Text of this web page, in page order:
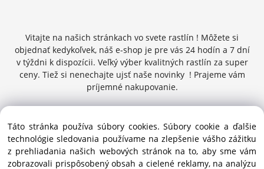
Vitajte na našich stránkach vo svete rastlín ! Môžete si
objednať kedykoľvek, náš e-shop je pre vás 24 hodín a 7 dní
v týždni k dispozícii. Veľký výber kvalitných rastlín za super
ceny. Tiež si nenechajte ujsť naše novinky ! Prajeme vám
príjemné nakupovanie.
Copyright © 2016 zelenykurier.sk , Všetky práva vyhradené |
info@zelenykurier.sk | Priechodná 27 ,949 01 Nitra ,
Slovenská republika
tel.kontakt : 0915874147
Táto stránka používa súbory cookies. Súbory cookie a ďalšie
technológie sledovania používame na zlepšenie vášho zážitku
z prehliadania našich webových stránok na to, aby sme vám
zobrazovali prispôsobený obsah a cielené reklamy, na analýzu